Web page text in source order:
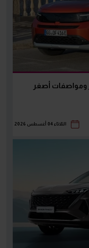
ومواصفات أصغر
الثلاثاء 04 أغسطس 2026